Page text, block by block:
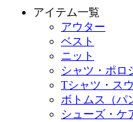
アイテム一覧
アウター
ベスト
ニット
シャツ・ポロ
Tシャツ・ス
ボトムス（パ
シューズ・ケ